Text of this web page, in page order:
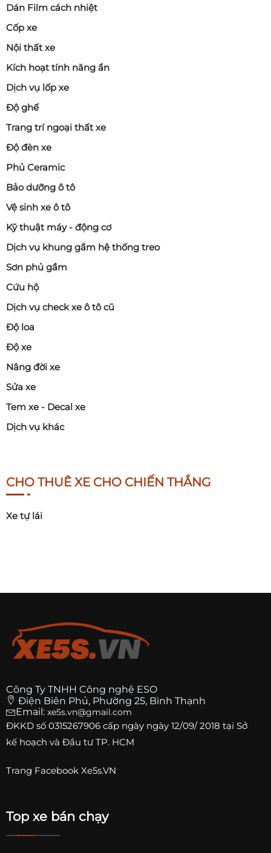
Dán Film cách nhiệt
Cốp xe
Nội thất xe
Kích hoạt tính năng ẩn
Dịch vụ lốp xe
Độ ghế
Trang trí ngoại thất xe
Độ đèn xe
Phủ Ceramic
Bảo dưỡng ô tô
Vệ sinh xe ô tô
Kỹ thuật máy - động cơ
Dịch vụ khung gầm hệ thống treo
Sơn phủ gầm
Cứu hộ
Dịch vụ check xe ô tô cũ
Độ loa
Độ xe
Nâng đời xe
Sửa xe
Tem xe - Decal xe
Dịch vụ khác
CHO THUÊ XE CHO CHIẾN THẮNG
Xe tự lái
Công Ty TNHH Công nghệ ESO
Điện Biên Phủ, Phường 25, Bình Thạnh
Email: xe5s.vn@gmail.com
ĐKKD số 0315267906 cấp ngày ngày 12/09/ 2018 tại Sở
kế hoạch và Đầu tư TP. HCM
Trang Facebook Xe5s.VN
Top xe bán chạy